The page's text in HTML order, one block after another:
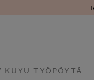
KUYU TYÖPÖYTÄ